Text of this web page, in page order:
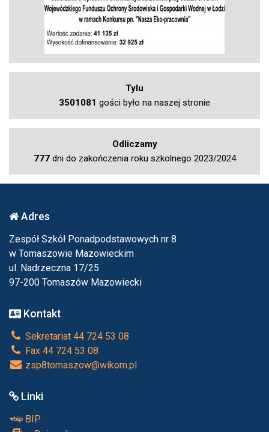
Tylu
3501081 gości było na naszej stronie
Odliczamy
777dni do zakończenia roku szkolnego 2023/2024
Adres
Zespół Szkół Ponadpodstawowych nr 8
w Tomaszowie Mazowieckim
ul. Nadrzeczna 17/25
97-200 Tomaszów Mazowiecki
Kontakt
Sekretariat 44 724 53 08
Fax 44 724 53 08
zsp8tomaszow@wikom.pl
Linki
BIP